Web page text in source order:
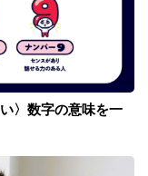
〉数字の意味を一